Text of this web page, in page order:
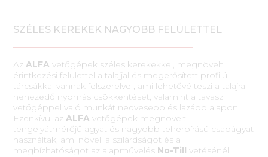
SZÉLES KEREKEK NAGYOBB FELÜLETTEL
AzALFA vetőgépek széles kerekekkel, megnövelt
érintkezési felülettel a talajjal és megerősített profilú
tárcsákkal vannak felszerelve , ami lehetővé teszi a talajra
nehezedő nyomás csökkentését, valamint a tavaszi
vetőgéppel való munkát nedvesebb és lazább alapon.
Ezenkívül azALFA vetőgépek megnövelt
tengelyátmérőjű agyat és nagyobb teherbírású csapágyat
használtak, ami növeli a szilárdságot és a
megbízhatóságot az alapművelés No-Till vetésénél.